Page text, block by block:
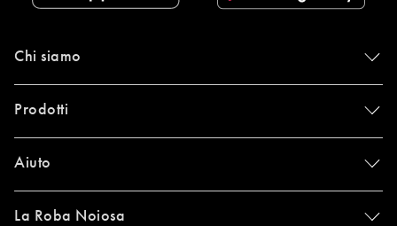
Chi siamo
Prodotti
Aiuto
La Roba Noiosa